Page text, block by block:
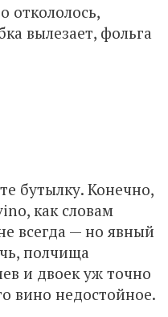
откололось,
вылезает, фольга
бутылку. Конечно,
как словам
всегда — но явный
полчища
и двоек уж точно
вино недостойное.